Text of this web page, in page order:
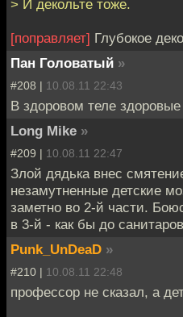
> И декольте тоже.
[поправляет] Глубокое
Пан Головатый »
#208 | 10.08.11 22:43
В здоровом теле
Long Mike »
#209 | 10.08.11 22:47
Злой дядька внес
незамутненные детские
заметно во 2-й части.
в 3-й - как бы до
Punk_UnDeaD »
#210 | 10.08.11 22:48
профессор не сказал, а